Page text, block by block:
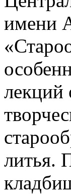
имени
лекций
литья.